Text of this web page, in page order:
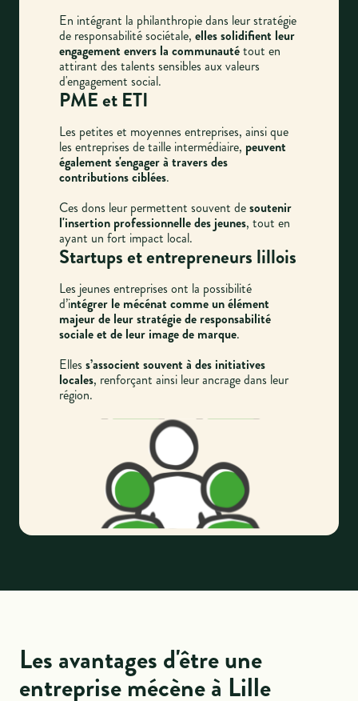
En intégrant la philanthropie dans leur stratégie
de responsabilité sociétale, elles solidifient leur
engagement envers la communautétout en
attirant des talents sensibles aux valeurs
d'engagement social.
PME et ETI
Les petites et moyennes entreprises, ainsi que
les entreprises de taille intermédiaire, peuvent
également s'engager à travers des
contributions ciblées.
Ces dons leur permettent souvent desoutenir
l'insertion professionnelle des jeunes, tout en
ayant un fort impact local.
Startups et entrepreneurs lillois
Les jeunes entreprises ont la possibilité
d’intégrer le mécénat comme un élément
majeur de leur stratégie de responsabilité
sociale et de leur image de marque.
Elles s’associent souvent à des initiatives
locales, renforçant ainsi leur ancrage dans leur
région.
Les avantages d'être une
entreprise mécène à Lille